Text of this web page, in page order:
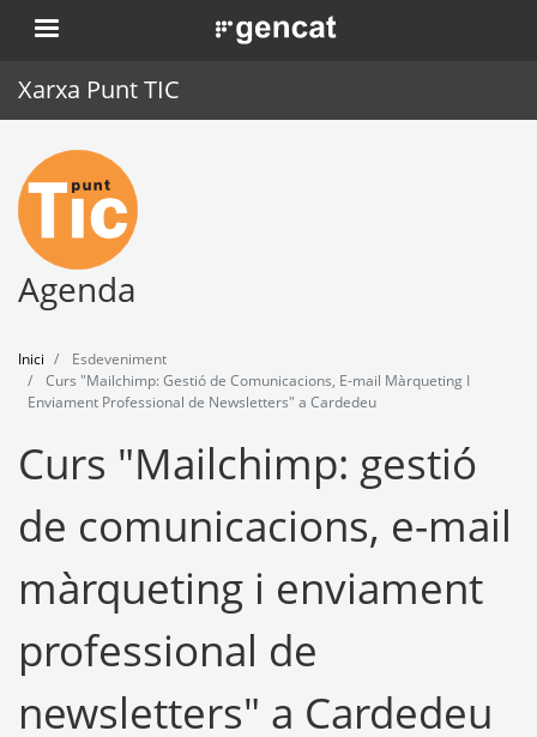
Vés
al
. Obre en una nova finestra.
Xarxa Punt TIC
Inici
Punt TIC
Actualitat
Formació
Agenda
Inici
Esdeveniment
Curs "Mailchimp: Gestió de Comunicacions, E-mail Màrqueting I
Enviament Professional de Newsletters" a Cardedeu
Curs "Mailchimp: gestió
de comunicacions, e-mail
màrqueting i enviament
professional de
newsletters" a Cardedeu